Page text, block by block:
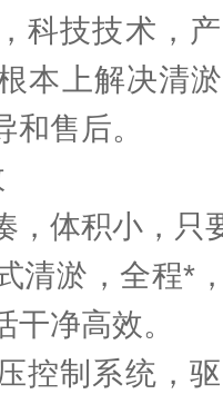
科技技术，
本上解决清
售后。
，体积小，只
清淤，全程*
净高效。
控制系统，